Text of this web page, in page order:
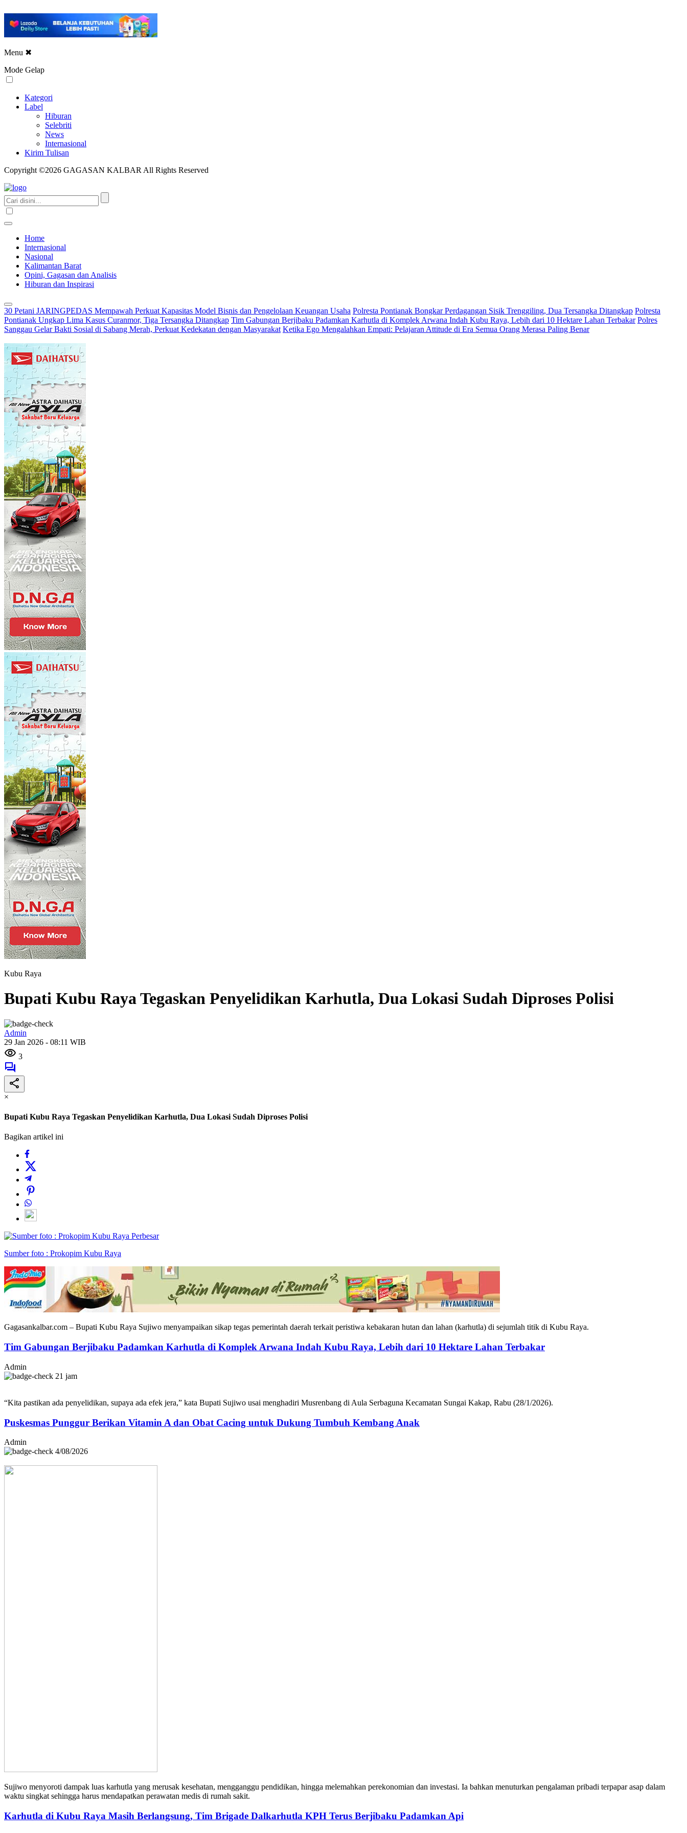
Menu ✖
Mode Gelap
Kategori
Label
Hiburan
Selebriti
News
Internasional
Kirim Tulisan
Copyright ©2026 GAGASAN KALBAR All Rights Reserved
Home
Internasional
Nasional
Kalimantan Barat
Opini, Gagasan dan Analisis
Hiburan dan Inspirasi
30 Petani JARINGPEDAS Mempawah Perkuat Kapasitas Model Bisnis dan Pengelolaan Keuangan Usaha Polresta Pontianak Bongkar Perdagangan Sisik Trenggiling, Dua Tersangka Ditangkap Polresta
Pontianak Ungkap Lima Kasus Curanmor, Tiga Tersangka Ditangkap Tim Gabungan Berjibaku Padamkan Karhutla di Komplek Arwana Indah Kubu Raya, Lebih dari 10 Hektare Lahan Terbakar Polres
Sanggau Gelar Bakti Sosial di Sabang Merah, Perkuat Kedekatan dengan Masyarakat Ketika Ego Mengalahkan Empati: Pelajaran Attitude di Era Semua Orang Merasa Paling Benar
Kubu Raya
Bupati Kubu Raya Tegaskan Penyelidikan Karhutla, Dua Lokasi Sudah Diproses Polisi
Admin
29 Jan 2026 - 08:11 WIB
3
×
Bupati Kubu Raya Tegaskan Penyelidikan Karhutla, Dua Lokasi Sudah Diproses Polisi
Bagikan artikel ini
Perbesar
Sumber foto : Prokopim Kubu Raya
Gagasankalbar.com – Bupati Kubu Raya Sujiwo menyampaikan sikap tegas pemerintah daerah terkait peristiwa kebakaran hutan dan lahan (karhutla) di sejumlah titik di Kubu Raya.
Tim Gabungan Berjibaku Padamkan Karhutla di Komplek Arwana Indah Kubu Raya, Lebih dari 10 Hektare Lahan Terbakar
Admin
21 jam
“Kita pastikan ada penyelidikan, supaya ada efek jera,” kata Bupati Sujiwo usai menghadiri Musrenbang di Aula Serbaguna Kecamatan Sungai Kakap, Rabu (28/1/2026).
Puskesmas Punggur Berikan Vitamin A dan Obat Cacing untuk Dukung Tumbuh Kembang Anak
Admin
4/08/2026
Sujiwo menyoroti dampak luas karhutla yang merusak kesehatan, mengganggu pendidikan, hingga melemahkan perekonomian dan investasi. Ia bahkan menuturkan pengalaman pribadi terpapar asap dalam
waktu singkat sehingga harus mendapatkan perawatan medis di rumah sakit.
Karhutla di Kubu Raya Masih Berlangsung, Tim Brigade Dalkarhutla KPH Terus Berjibaku Padamkan Api